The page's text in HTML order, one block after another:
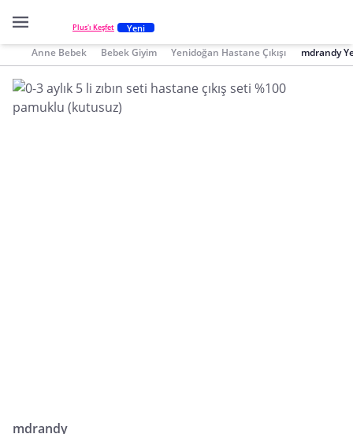
Plus'ı Keşfet Yeni
Anne Bebek Bebek Giyim Yenidoğan Hastane Çıkışı mdrandy
mdrandy